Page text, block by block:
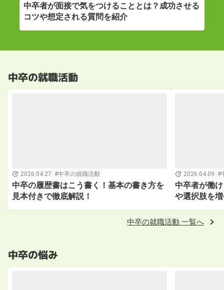
中卒者が面接で気をつけることとは？成功させる
コツや想定される質問を紹介
中卒の就職活動
2026.04.27 中卒の就職活動
中卒の履歴書はこう書く！基本の書き方を
見本付きで徹底解説！
2026.04.09
中卒者が働
や選択肢を
中卒の就職活動 一覧へ
中卒の悩み